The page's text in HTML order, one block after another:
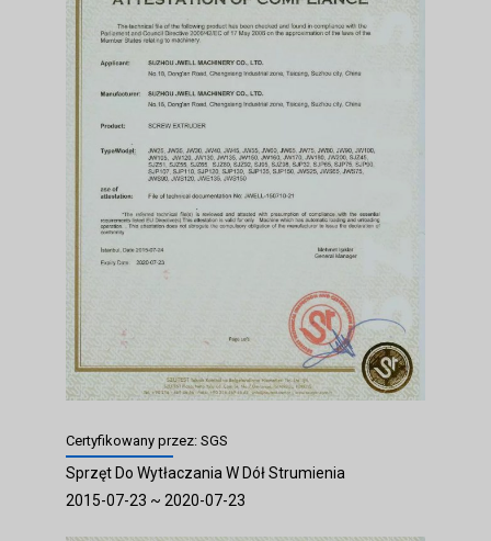
Certyfikowany przez: SGS
Sprzęt Do Wytłaczania W Dół Strumienia
2015-07-23 ~ 2020-07-23